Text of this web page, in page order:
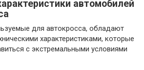
автомобилей
для автокросса, обладают
характеристиками, которые
с экстремальными условиями